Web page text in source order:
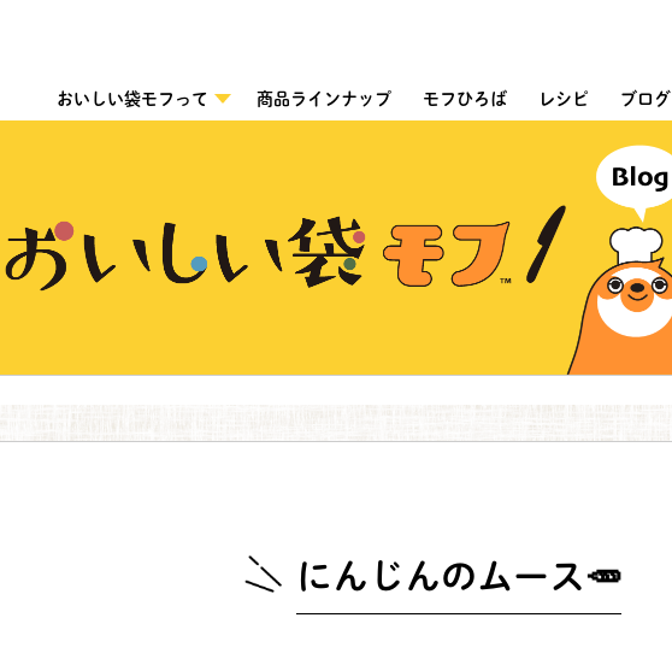
おいしい袋モフって 商品ラインナップ モフひろば レシピ ブログ
にんじんのムース🥕